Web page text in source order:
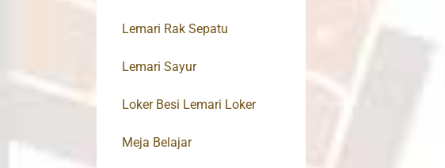
Lemari Rak Sepatu
Lemari Sayur
Loker Besi Lemari Loker
Meja Belajar